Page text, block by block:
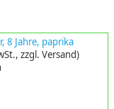
8 Jahre, paprika
zzgl. Versand)